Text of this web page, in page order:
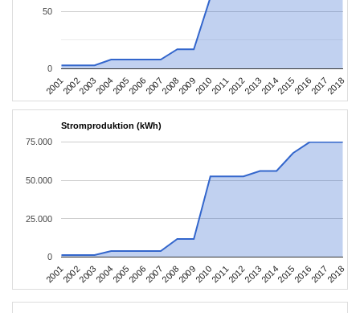
200120022003200420052006200720082009201020112012201320142015201620172018
0
50
Stromproduktion (kWh)
200120022003200420052006200720082009201020112012201320142015201620172018
0
25.000
50.000
75.000